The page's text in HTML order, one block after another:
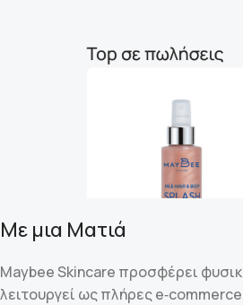
Με μια Ματιά
Maybee Skincare προσφέρει
λειτουργεί ως πλήρες